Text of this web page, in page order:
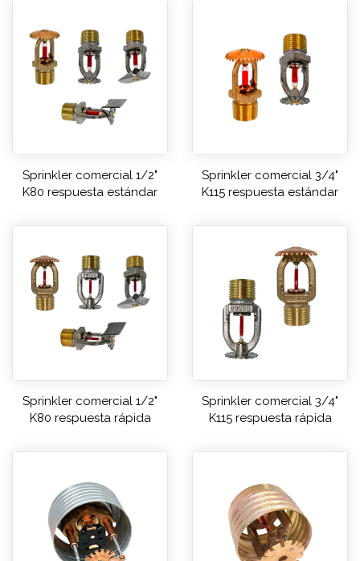
Sprinkler comercial 1/2"
K80 respuesta estándar
Sprinkler comercial 3/4"
K115 respuesta estándar
Sprinkler comercial 1/2"
K80 respuesta rápida
Sprinkler comercial 3/4"
K115 respuesta rápida